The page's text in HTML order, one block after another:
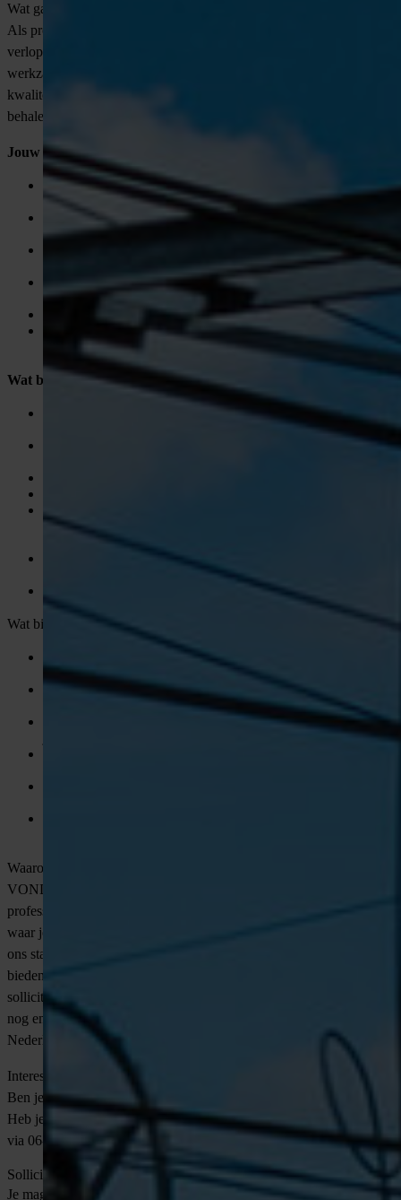
Wat ga je doen als Projectleider?
Als projectleider ben jij de spil die zorgt dat projecten soepel
verlopen van voorbereiding tot oplevering. Je stuurt teams aan, plant
werkzaamheden, bewaakt de voortgang en houdt rekening met
kwaliteit, veiligheid en budget. Je bent verantwoordelijk voor het
behalen van de projectdoelstellingen en het motiveren van je team.
Jouw taken:
Aansturen en organiseren van kabel- en leidingprojecten op
diverse locaties in Nederland;
Contact onderhouden met opdrachtgevers, onderaannemers
en interne teams;
Opstellen en bewaken van projectplanning, budget en
Zorgdragen voor veiligheid, kwaliteit en efficiëntie op de
werkvloer;
Signaleren van knelpunten en deze proactief oplossen;
Evalueren en rapporteren over projectvoortgang en –
resultaten.
Wat breng jij mee?
Minimaal mbo+/hbo werk- en denkniveau, bij voorkeur in
stakeholders op verschillende niveaus te informeren en te
motiveren;
In bezit van VCA en Veilig Werken Langs de Weg of bereid
Beschikbaar voor 36 tot 40 uur per week.
Wat biedt de opdrachtgever jou via VONDERS?
Een salaris tussen €4.500,- en €6.200,- bruto per maand,
afhankelijk van ervaring;
Een leaseauto met laadpas, geschikt voor gebruik in heel
25 vakantiedagen en 13 adv-dagen, plus 8% vakantiegeld dat
Waarom solliciteren via VONDERS?
VONDERS is hét detacheringsbureau voor technische
professionals. Wij begeleiden jou persoonlijk en ontdekken samen
waar jouw talenten en ambities het beste tot hun recht komen. Bij
ons staat de juiste match centraal, voor de lange termijn. Daarnaast
bieden wij jou een goede begeleiding, maatwerk in het
sollicitatieproces en ondersteuning in je carrière. Solliciteer vandaag
nog en draag bij aan de duurzame energievoorziening van
Nederland!
Interesse?
Ben je enthousiast geworden? Stuur je cv naar
Heb je eerst nog vragen? Neem contact op met Wouter Overhand
via 06-23166079 ook via WhatsApp.
Solliciteer direct
Je mag ook direct contact opnemen met
Delanovia